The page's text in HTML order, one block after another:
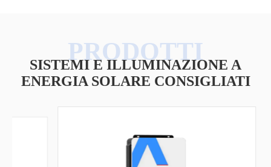
SISTEMI E ILLUMINAZIONE A
ENERGIA SOLARE CONSIGLIATI